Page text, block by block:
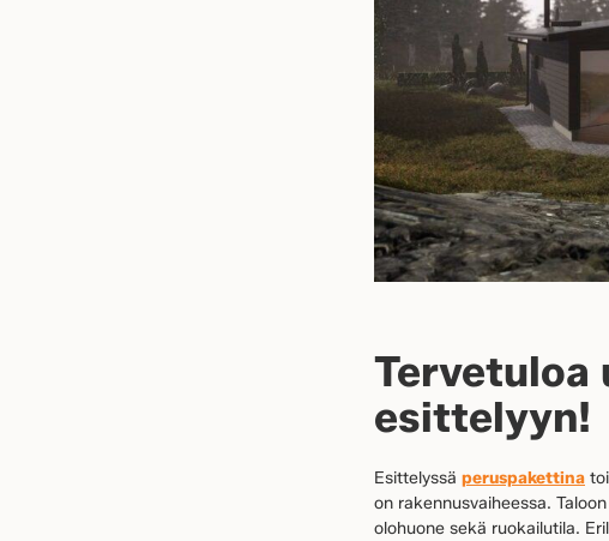
Tervetuloa
esittelyyn!
Esittelyssä peruspakettina
on rakennusvaiheessa.
olohuone sekä ruokailutila.